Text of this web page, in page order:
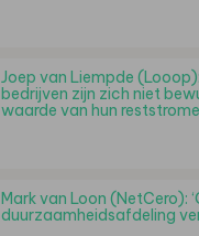
Joep van Liempde (Looop):
bedrijven zijn zich niet
waarde van hun
Mark van Loon (NetCero):
duurzaamheidsafdeling